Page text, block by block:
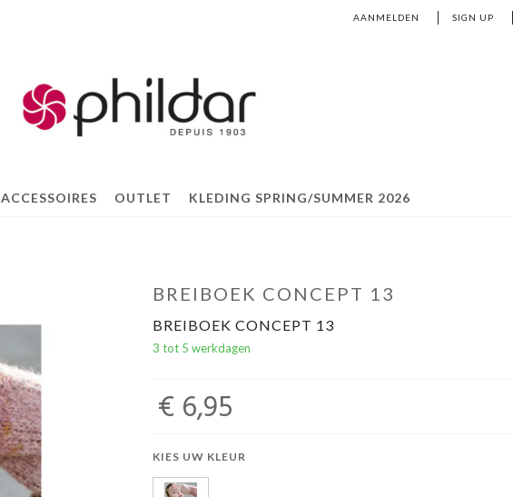
AANMELDEN SIGN UP
OUTLET KLEDING SPRING/SUMMER 2026
BREIBOEK CONCEPT 13
BREIBOEK CONCEPT 13
3 tot 5 werkdagen
€ 6,95
KIES UW KLEUR